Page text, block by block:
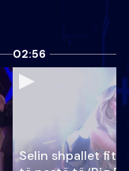
02:56
Selin shpallet